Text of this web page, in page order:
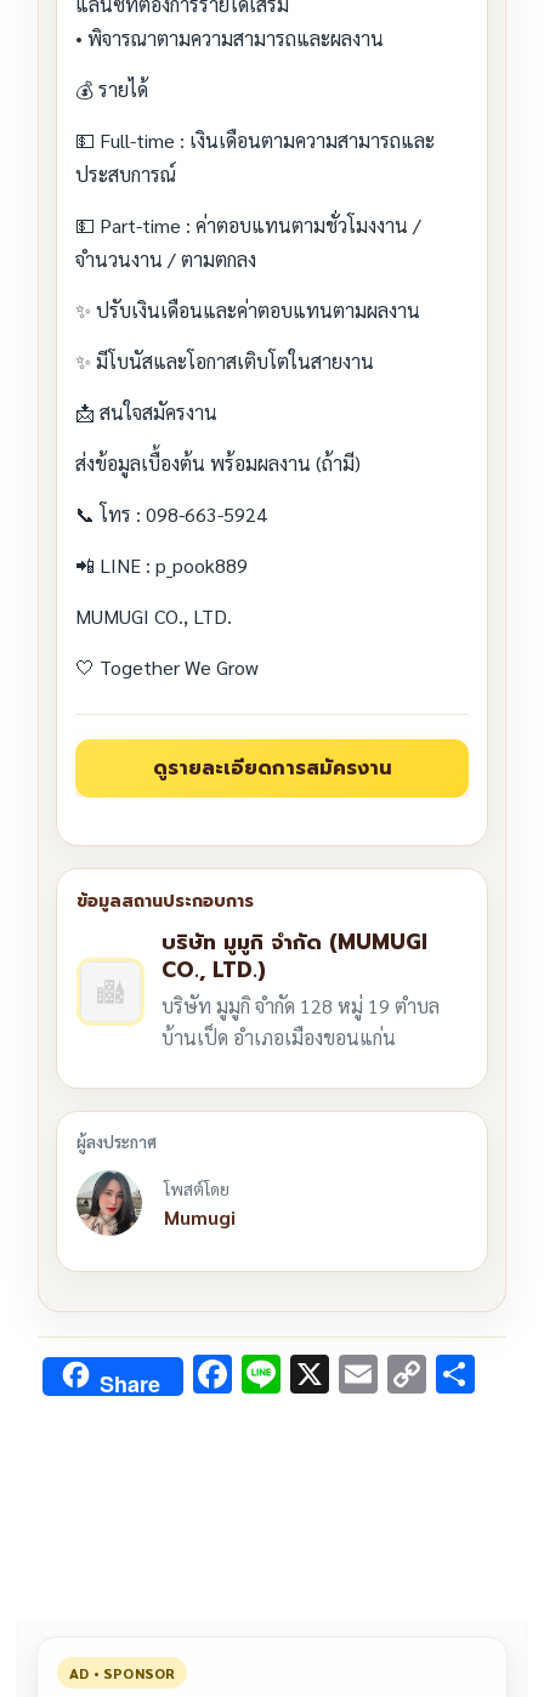
• พิจารณาตามความสามารถและผลงาน
💰 รายได้
💵 Full-time : เงินเดือนตามความสามารถและ
ประสบการณ์
💵 Part-time : ค่าตอบแทนตามชั่วโมงงาน /
จำนวนงาน / ตามตกลง
✨ ปรับเงินเดือนและค่าตอบแทนตามผลงาน
✨ มีโบนัสและโอกาสเติบโตในสายงาน
📩 สนใจสมัครงาน
ส่งข้อมูลเบื้องต้น พร้อมผลงาน (ถ้ามี)
📞 โทร : 098-663-5924
📲 LINE : p_pook889
MUMUGI CO., LTD.
🤍 Together We Grow
บริษัท มูมูกิ จำกัด (MUMUGI
CO., LTD.)
บริษัท มูมูกิ จำกัด 128 หมู่ 19 ตำบล
บ้านเป็ด อำเภอเมืองขอนแก่น
โพสต์โดย
Mumugi
Share F Li X E C
AD • SPONSOR